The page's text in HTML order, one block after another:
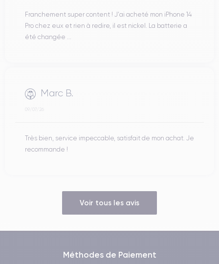
Franchement super content ! J'ai acheté mon iPhone 14
Pro chez eux et rien à redire, il est nickel. La batterie a
été changée ...
Marc B.
09/07/26
Très bien, service impeccable, satisfait de mon achat. Je
recommande !
Voir tous les avis
Méthodes de Paiement